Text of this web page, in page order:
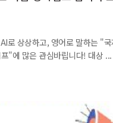
로 상상하고, 영어로 말하는 "
"에 많은 관심바립니다! 대상 ...